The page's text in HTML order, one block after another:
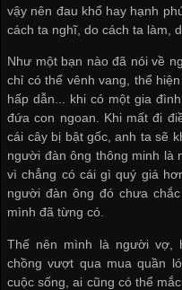
vậy nên đau khổ hay hạnh
cách ta nghĩ, do cách ta làm,
Như một bạn nào đã nói về
chỉ có thể vênh vang, thể
hấp dẫn... khi có một gia
đứa con ngoan. Khi mất đi
cái cây bị bật gốc, anh ta sẽ
người đàn ông thông minh là
vì chẳng có cái gì quý giá
người đàn ông đó chưa
mình đã từng có.
Thế nên mình là người vợ,
chồng vượt qua mua quần
cuộc sống, ai cũng có thể